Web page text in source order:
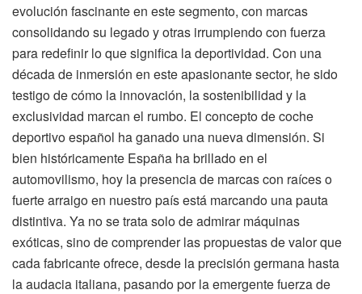
evolución fascinante en este segmento, con marcas
consolidando su legado y otras irrumpiendo con fuerza
para redefinir lo que significa la deportividad. Con una
década de inmersión en este apasionante sector, he sido
testigo de cómo la innovación, la sostenibilidad y la
exclusividad marcan el rumbo. El concepto de coche
deportivo español ha ganado una nueva dimensión. Si
bien históricamente España ha brillado en el
automovilismo, hoy la presencia de marcas con raíces o
fuerte arraigo en nuestro país está marcando una pauta
distintiva. Ya no se trata solo de admirar máquinas
exóticas, sino de comprender las propuestas de valor que
cada fabricante ofrece, desde la precisión germana hasta
la audacia italiana, pasando por la emergente fuerza de